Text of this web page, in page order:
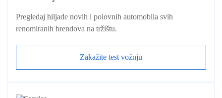
Pregledaj hiljade novih i polovnih automobila svih
renomiranih brendova na tržištu.
Zakažite test vožnju